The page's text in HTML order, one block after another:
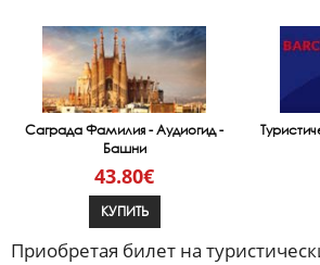
Саграда Фамилия - Аудиогид -
Башни
43.80€
КУПИТЬ
Приобретая билет на